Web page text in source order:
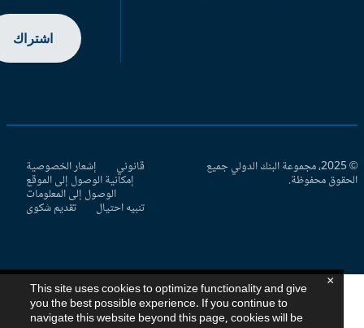
اشتراك
© 2025، مجموعة البنك الدولي جميع
محفوظة.
قانوني إشعار الخصوصية
إمكانية الوصول إلى الموقع
الوصول إلى المعلومات
تنبيه احتيال تقديم شكوى
This site uses cookies to optimize functionality and give
you the best possible experience. If you continue to
navigate this website beyond this page, cookies will be